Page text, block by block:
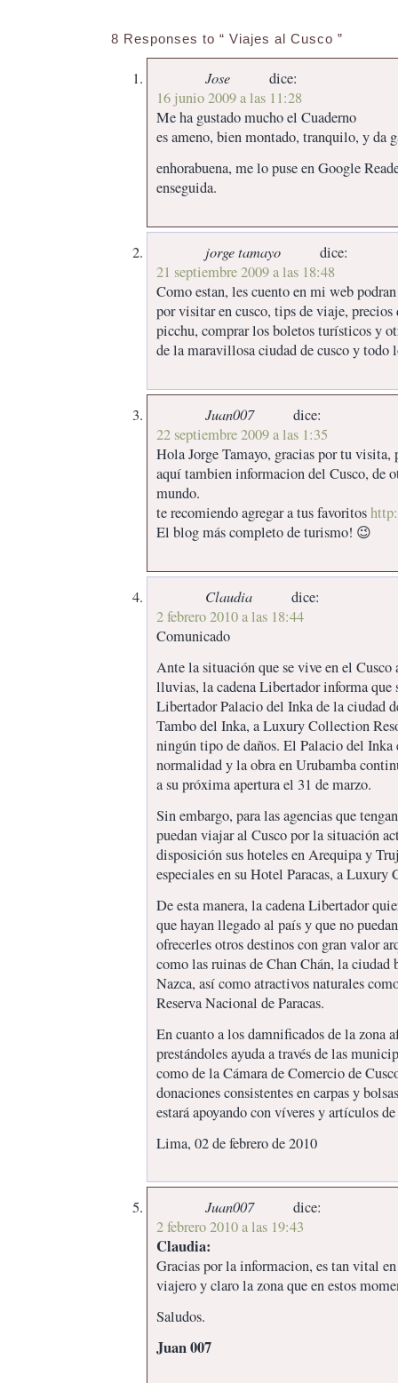
8 Responses to “ Viajes al Cusco ”
Jose
dice:
16 junio 2009 a las 11:28
Me ha gustado mucho el Cuaderno
es ameno, bien montado, tranquilo, y da
enhorabuena, me lo puse en Google
enseguida.
jorge tamayo
dice:
21 septiembre 2009 a las 18:48
Como estan, les cuento en mi web
por visitar en cusco, tips de viaje, precios
picchu, comprar los boletos turísticos y
de la maravillosa ciudad de cusco y todo
Juan007
dice:
22 septiembre 2009 a las 1:35
Hola Jorge Tamayo, gracias por tu visita,
aquí tambien informacion del Cusco, de
mundo.
te recomiendo agregar a tus favoritos
El blog más completo de turismo! 😉
Claudia
dice:
2 febrero 2010 a las 18:44
Comunicado
Ante la situación que se vive en el Cusco
lluvias, la cadena Libertador informa que
Libertador Palacio del Inka de la ciudad
Tambo del Inka, a Luxury Collection
ningún tipo de daños. El Palacio del Inka
normalidad y la obra en Urubamba
a su próxima apertura el 31 de marzo.
Sin embargo, para las agencias que
puedan viajar al Cusco por la situación
disposición sus hoteles en Arequipa y
especiales en su Hotel Paracas, a
De esta manera, la cadena Libertador
que hayan llegado al país y que no
ofrecerles otros destinos con gran valor
como las ruinas de Chan Chán, la ciudad
Nazca, así como atractivos naturales
Reserva Nacional de Paracas.
En cuanto a los damnificados de la zona
prestándoles ayuda a través de las
como de la Cámara de Comercio de
donaciones consistentes en carpas y
estará apoyando con víveres y artículos
Lima, 02 de febrero de 2010
Juan007
dice:
2 febrero 2010 a las 19:43
Claudia:
Gracias por la informacion, es tan vital
viajero y claro la zona que en estos
Saludos.
Juan 007